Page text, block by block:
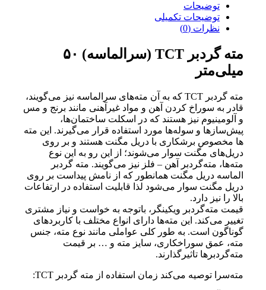
توضیحات
توضیحات تکمیلی
نظرات (0)
مته گردبر TCT (سرالماسه)
۵۰
میلی‌متر
مته گردبر TCT که به آن مته‌های سرالماسه نیز می‌گویند،
قادر به سوراخ کردن آهن و مواد غیرآهنی مانند برنج و مس
و آلومینیوم نیز هستند که در اسکلت ساختمان‌ها،
پیش‌سازها و سوله‌ها مورد استفاده قرار می‌گیرند. این مته
ها مخصوص برشکاری با دریل مگنت هستند و بر روی
دریل‌های مگنت سوار می‌شوند؛ از این رو به این نوع
مته‌ها، مته‌گردبر آهن – فلز نیز می‌گویند. مته گردبر
الماسه دریل مگنت همانطور که از نامش پیداست بر روی
دریل مگنت سوار می‌شود لذا قابلیت استفاده در ارتفاعات
بالا را نیز دارد.
قیمت مته‌گردبر ویکینگر، باتوجه به خواست و نیاز مشتری
تغییر می‌کند. این مته‌ها دارای انواع مختلف با کاربردهای
گوناگون است. به طور کلی عواملی مانند نوع مته، جنس
مته، عمق سوراخکاری، سایز مته و … بر قیمت
مته‌گردبرها تاثیرگذارند.
مته‌سرا توصیه می‌کند زمان استفاده از مته گردبر TCT: